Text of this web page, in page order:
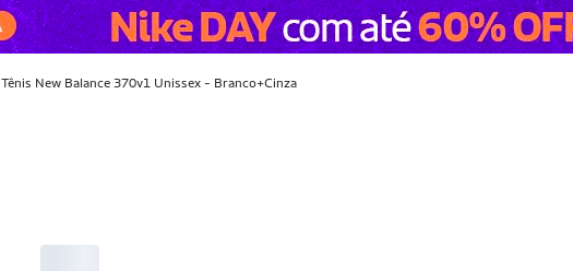
Tênis New Balance 370v1 Unissex - Branco+Cinza